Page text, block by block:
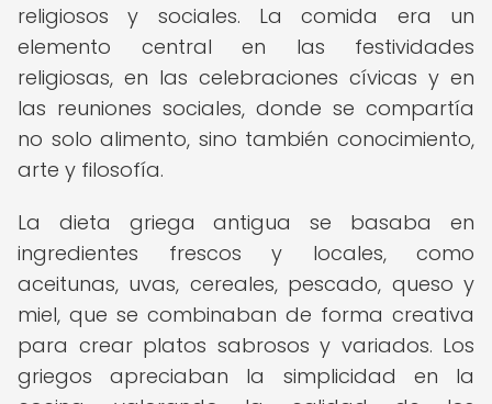
religiosos y sociales. La comida era un
elemento central en las festividades
religiosas, en las celebraciones cívicas y en
las reuniones sociales, donde se compartía
no solo alimento, sino también conocimiento,
arte y filosofía.
La dieta griega antigua se basaba en
ingredientes frescos y locales, como
aceitunas, uvas, cereales, pescado, queso y
miel, que se combinaban de forma creativa
para crear platos sabrosos y variados. Los
griegos apreciaban la simplicidad en la